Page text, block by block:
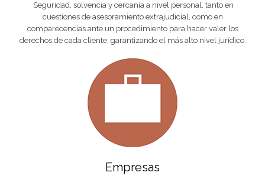
Seguridad, solvencia y cercanía a nivel personal, tanto en
cuestiones de asesoramiento extrajudicial, como en
comparecencias ante un procedimiento para hacer valer los
derechos de cada cliente, garantizando el más alto nivel jurídico.
Empresas